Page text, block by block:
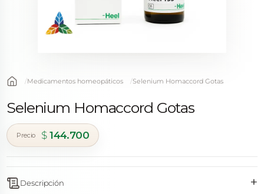
Medicamentos homeopáticos Selenium Homaccord Gotas
Selenium Homaccord Gotas
$144.700
Descripción +